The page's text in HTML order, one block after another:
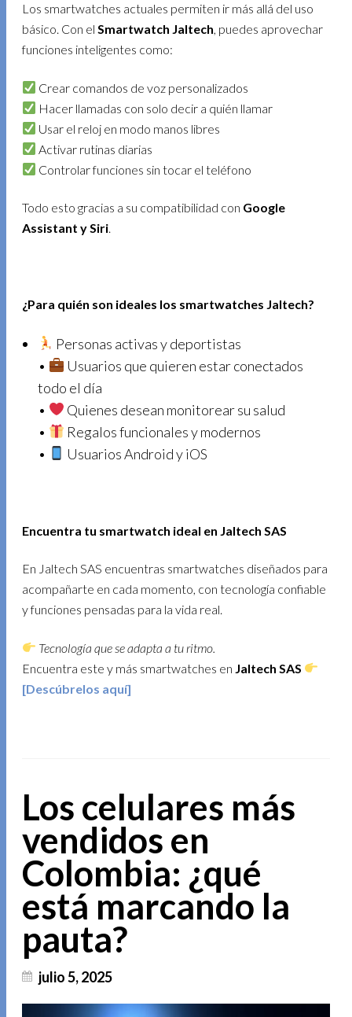
Los smartwatches actuales permiten ir más allá del uso
básico. Con elSmartwatch Jaltech, puedes aprovechar
funciones inteligentes como:
Crear comandos de voz personalizados
Hacer llamadas con solo decir a quién llamar
Usar el reloj en modo manos libres
Activar rutinas diarias
Controlar funciones sin tocar el teléfono
Todo esto gracias a su compatibilidad con Google
Assistant y Siri.
¿Para quién son ideales los smartwatches Jaltech?
Personas activas y deportistas
•
Usuarios que quieren estar conectados
todo el día
•
Quienes desean monitorear su salud
•
Regalos funcionales y modernos
•
Usuarios Android y iOS
Encuentra tu smartwatch ideal en Jaltech SAS
En Jaltech SAS encuentras smartwatches diseñados para
acompañarte en cada momento, con tecnología confiable
y funciones pensadas para la vida real.
Tecnología que se adapta a tu ritmo.
Encuentra este y más smartwatches en Jaltech SAS
[Descúbrelos aquí]
Los celulares más
vendidos en
Colombia: ¿qué
está marcando la
pauta?
julio 5, 2025